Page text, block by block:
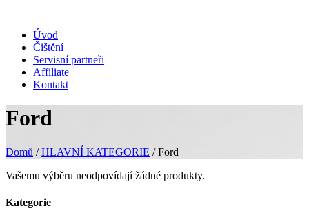
Úvod
Čištění
Servisní partneři
Affiliate
Kontakt
Ford
Domů /HLAVNÍ KATEGORIE / Ford
Vašemu výběru neodpovídají žádné produkty.
Kategorie